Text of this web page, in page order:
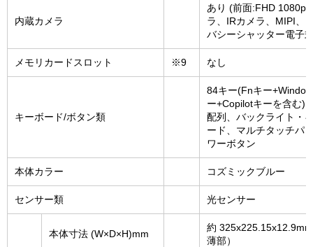
内蔵カメラ
あり (前面:FHD 1080p
ラ、IRカメラ、MIPI、
バシーシャッター電子
メモリカードスロット ※9 なし
キーボード/ボタン類
84キー(Fnキー
ー+Copilotキーを含む)
配列、バックライト・
ード、マルチタッチパ
ワーボタン
本体カラー コズミックブルー
センサー類 光センサー
本体寸法 (W×D×H)mm
約
薄部）